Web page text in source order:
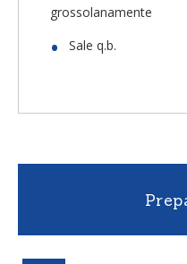
grossolanamente
Sale q.b.